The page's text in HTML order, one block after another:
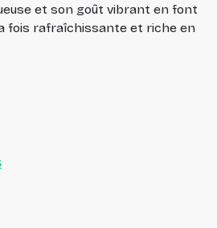
et son goût vibrant en font
fois rafraîchissante et riche en